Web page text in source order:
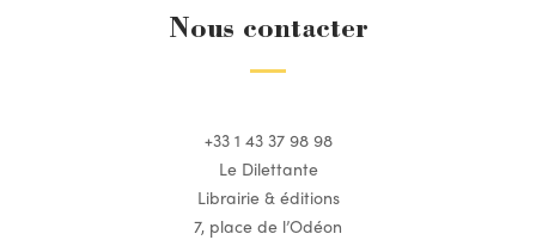
Nous contacter
+33 1 43 37 98 98
Le Dilettante
Librairie & éditions
7, place de l’Odéon